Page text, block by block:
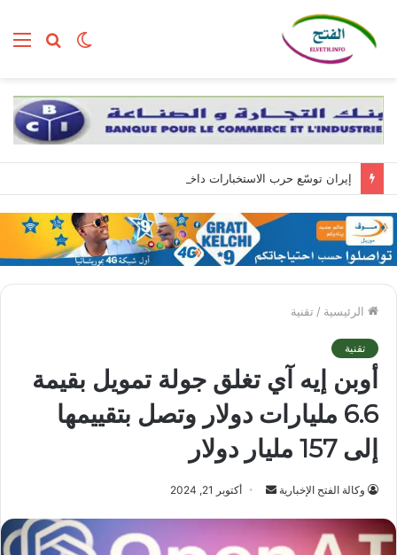
بحث الوضع
الرئيسية / تقنية
تقنية
أوبن إيه آي تغلق جولة تمويل بقيمة
6.6 مليارات دولار وتصل بتقييمها
إلى 157 مليار دولار
وكالة الفتح الإخبارية
أرسل أكتوبر 21, 2024